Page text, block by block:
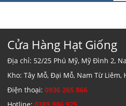
Cửa Hàng Hạt Giống
Địa chỉ: 52/25 Phú Mỹ, Mỹ Đình 2,
Kho: Tây Mỗ, Đại Mỗ, Nam Từ Liêm,
Điện thoại: 0936 265 866